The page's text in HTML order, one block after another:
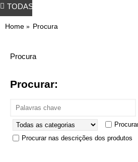
TODAS AS CATEGORIAS
Home Procura
Procura
Procurar:
Procurar nas descrições dos produtos